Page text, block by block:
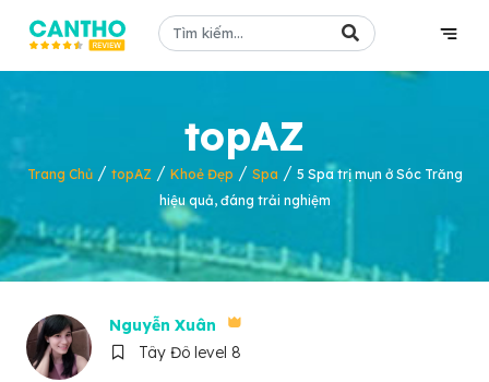
topAZ
Trang Chủ/ topAZ / Khoẻ Đẹp / Spa / 5 Spa trị mụn ở Sóc Trăng
hiệu quả, đáng trải nghiệm
Nguyễn Xuân
Tây Đô level 8